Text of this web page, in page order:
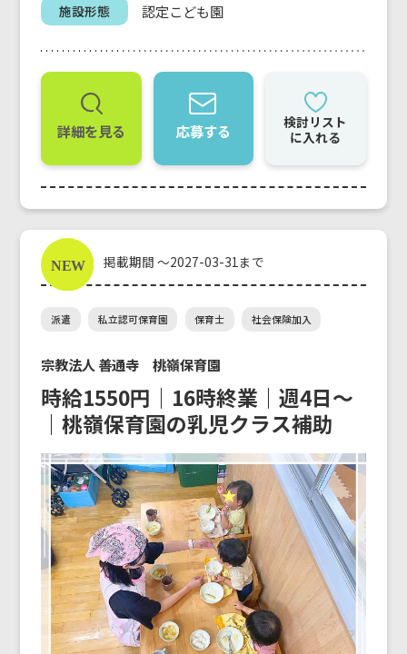
施設形態 認定こども園
詳細を見る 応募する
検討リスト
に入れる
掲載期間 ～2027-03-31まで
派遣 私立認可保育園 保育士 社会保険加入
宗教法人 善通寺 桃嶺保育園
時給1550円｜16時終業｜週4日〜
｜桃嶺保育園の乳児クラス補助